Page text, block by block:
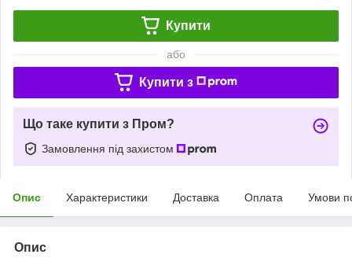
Купити
або
Купити з
Що таке купити з Пром?
Замовлення під захистом
Опис Характеристики Доставка Оплата Умови
Опис